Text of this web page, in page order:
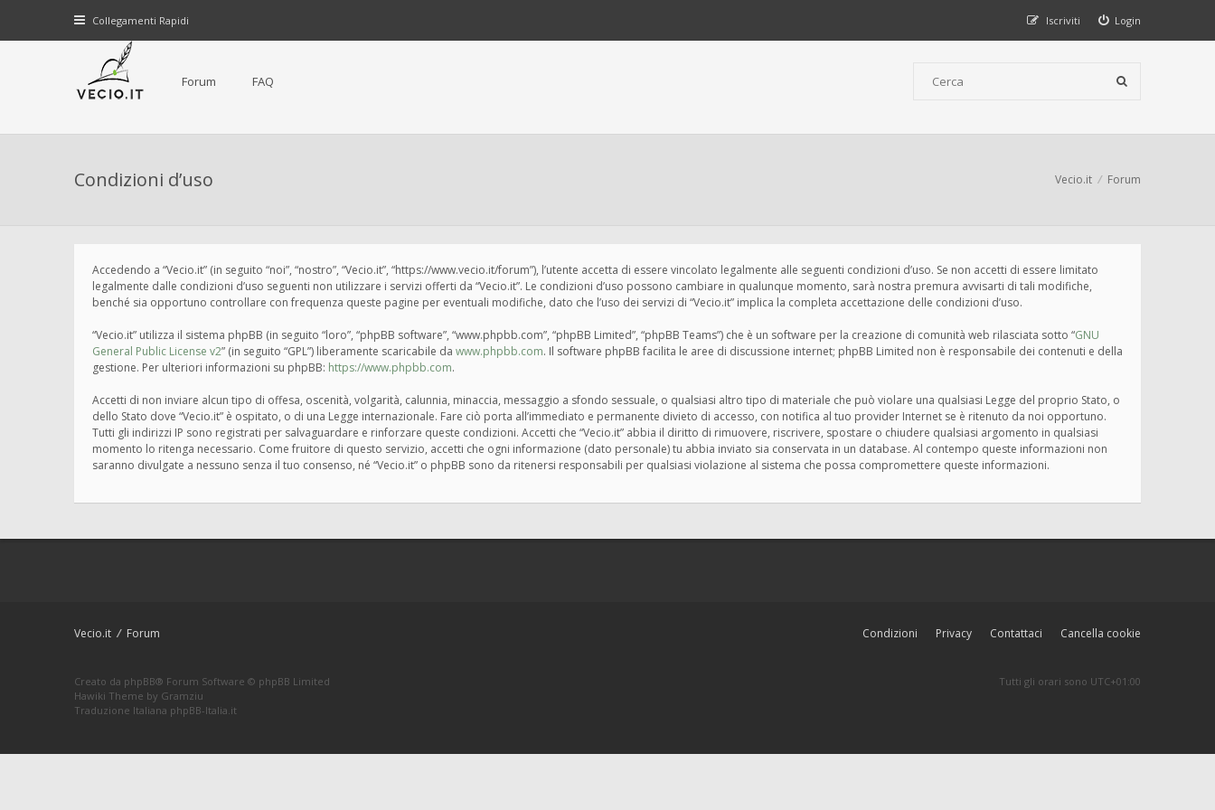
Collegamenti Rapidi Login
Iscriviti
Forum FAQ
Condizioni d’uso Vecio.it Forum
Accedendo a “Vecio.it” (in seguito “noi”, “nostro”, “Vecio.it”, “https://www.vecio.it/forum”), l’utente accetta di essere vincolato legalmente alle seguenti condizioni d’uso. Se non accetti di essere limitato
legalmente dalle condizioni d’uso seguenti non utilizzare i servizi offerti da “Vecio.it”. Le condizioni d’uso possono cambiare in qualunque momento, sarà nostra premura avvisarti di tali modifiche,
benché sia opportuno controllare con frequenza queste pagine per eventuali modifiche, dato che l’uso dei servizi di “Vecio.it” implica la completa accettazione delle condizioni d’uso.
“Vecio.it” utilizza il sistema phpBB (in seguito “loro”, “phpBB software”, “www.phpbb.com”, “phpBB Limited”, “phpBB Teams”) che è un software per la creazione di comunità web rilasciata sotto “GNU
General Public License v2” (in seguito “GPL”) liberamente scaricabile da www.phpbb.com. Il software phpBB facilita le aree di discussione internet; phpBB Limited non è responsabile dei contenuti e della
gestione. Per ulteriori informazioni su phpBB: https://www.phpbb.com.
Accetti di non inviare alcun tipo di offesa, oscenità, volgarità, calunnia, minaccia, messaggio a sfondo sessuale, o qualsiasi altro tipo di materiale che può violare una qualsiasi Legge del proprio Stato, o
dello Stato dove “Vecio.it” è ospitato, o di una Legge internazionale. Fare ciò porta all’immediato e permanente divieto di accesso, con notifica al tuo provider Internet se è ritenuto da noi opportuno.
Tutti gli indirizzi IP sono registrati per salvaguardare e rinforzare queste condizioni. Accetti che “Vecio.it” abbia il diritto di rimuovere, riscrivere, spostare o chiudere qualsiasi argomento in qualsiasi
momento lo ritenga necessario. Come fruitore di questo servizio, accetti che ogni informazione (dato personale) tu abbia inviato sia conservata in un database. Al contempo queste informazioni non
saranno divulgate a nessuno senza il tuo consenso, né “Vecio.it” o phpBB sono da ritenersi responsabili per qualsiasi violazione al sistema che possa compromettere queste informazioni.
Vecio.it Forum Cancella cookie
Contattaci
Privacy
Condizioni
Creato da phpBB® Forum Software © phpBB Limited
Hawiki Theme by Gramziu
Traduzione Italiana phpBB-Italia.it
Tutti gli orari sono UTC+01:00